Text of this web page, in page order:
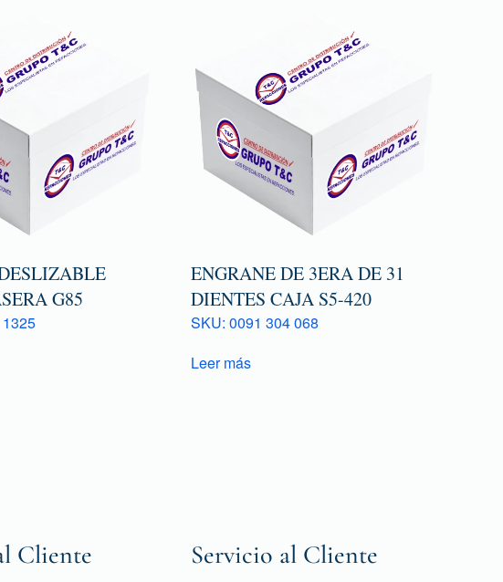
G85
ENGRANE DE 3ERA DE 31
DIENTES CAJA S5-420
SKU: 0091 304 068
Leer más
Cliente Servicio al Cliente